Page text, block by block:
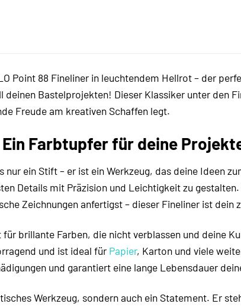
Point 88 Fineliner in leuchtendem Hellrot – der
Bastelprojekten! Dieser Klassiker unter den
Freude am kreativen Schaffen legt.
Farbtupfer für deine
nur ein Stift – er ist ein Werkzeug, das deine Ideen
Details mit Präzision und Leichtigkeit zu
Zeichnungen anfertigst – dieser Fineliner ist dein
brillante Farben, die nicht verblassen und deine
und ist ideal für Papier, Karton und viele
und garantiert eine lange Lebensdauer
Werkzeug, sondern auch ein Statement. Er